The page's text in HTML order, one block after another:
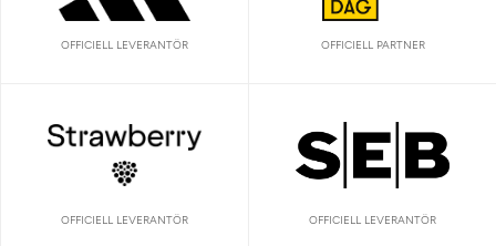
OFFICIELL LEVERANTÖR OFFICIELL PARTNER
OFFICIELL LEVERANTÖR OFFICIELL LEVERANTÖR